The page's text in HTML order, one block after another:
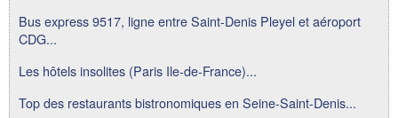
Bus express 9517, ligne entre Saint-Denis Pleyel et aéroport
CDG...
Les hôtels insolites (Paris Ile-de-France)...
Top des restaurants bistronomiques en Seine-Saint-Denis...